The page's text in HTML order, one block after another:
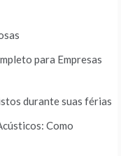
para Empresas
durante suas férias
Como